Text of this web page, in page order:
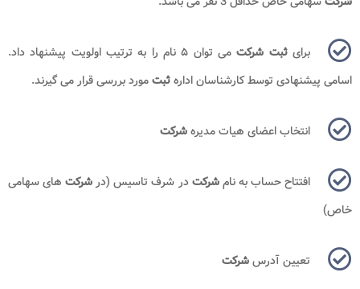
برایثبت شرکت
می‌‌ توان ۵ نام را به ترتیب اولویت پیشنهاد داد.
اسامی پیشنهادی توسط کارشناسان ادارهثبتمورد بررسی قرار می‌ گیرند.
انتخاب اعضای هیات مدیرهشرکت
افتتاح حساب به نامشرکتدر شرف تاسیس (درشرکت های سهامی
خاص)
تعیین آدرسشرکت